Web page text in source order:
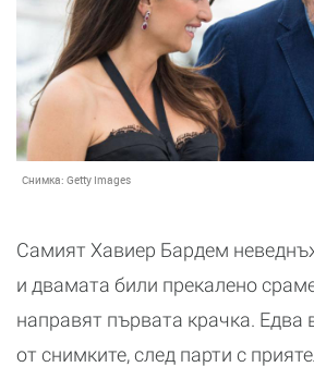
Снимка: Getty Images
Самият Хавиер Бардем
и двамата били прекалено
направят първата крачка. Едва
от снимките, след парти с